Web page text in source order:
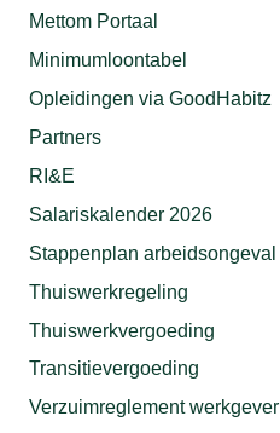
Mettom Portaal
Minimumloontabel
Opleidingen via GoodHabitz
Partners
RI&E
Salariskalender 2026
Stappenplan arbeidsongeval
Thuiswerkregeling
Thuiswerkvergoeding
Transitievergoeding
Verzuimreglement werkgever